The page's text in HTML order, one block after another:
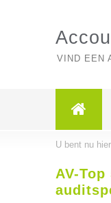
VIND EEN
U bent nu
AV-